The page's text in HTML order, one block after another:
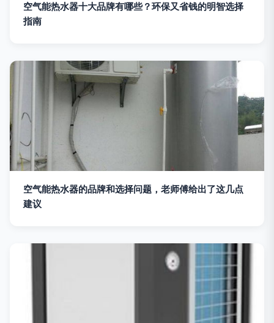
空气能热水器十大品牌有哪些？环保又省钱的明智选择
指南
空气能热水器的品牌和选择问题，老师傅给出了这几点
建议